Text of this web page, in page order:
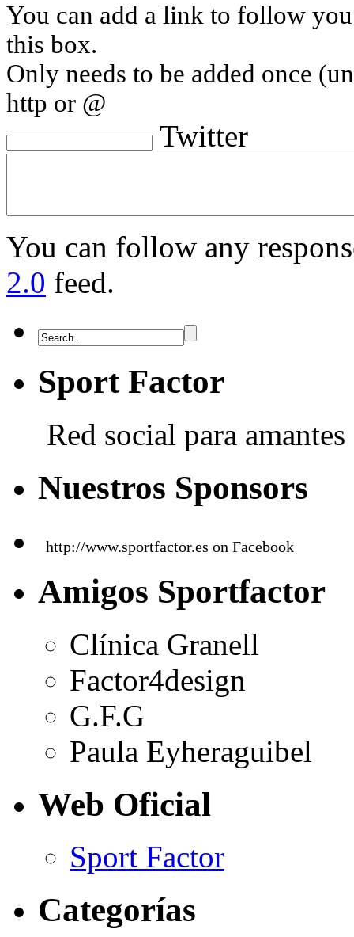
You can add a link to follow
this box.
Only needs to be added once
http or @
Twitter
You can follow any
2.0 feed.
Sport Factor
Red social para
Nuestros Sponsors
http://www.sportfactor.es on Facebook
Amigos Sportfactor
Clínica Granell
Factor4design
G.F.G
Paula Eyheraguibel
Web Oficial
Sport Factor
Categorías